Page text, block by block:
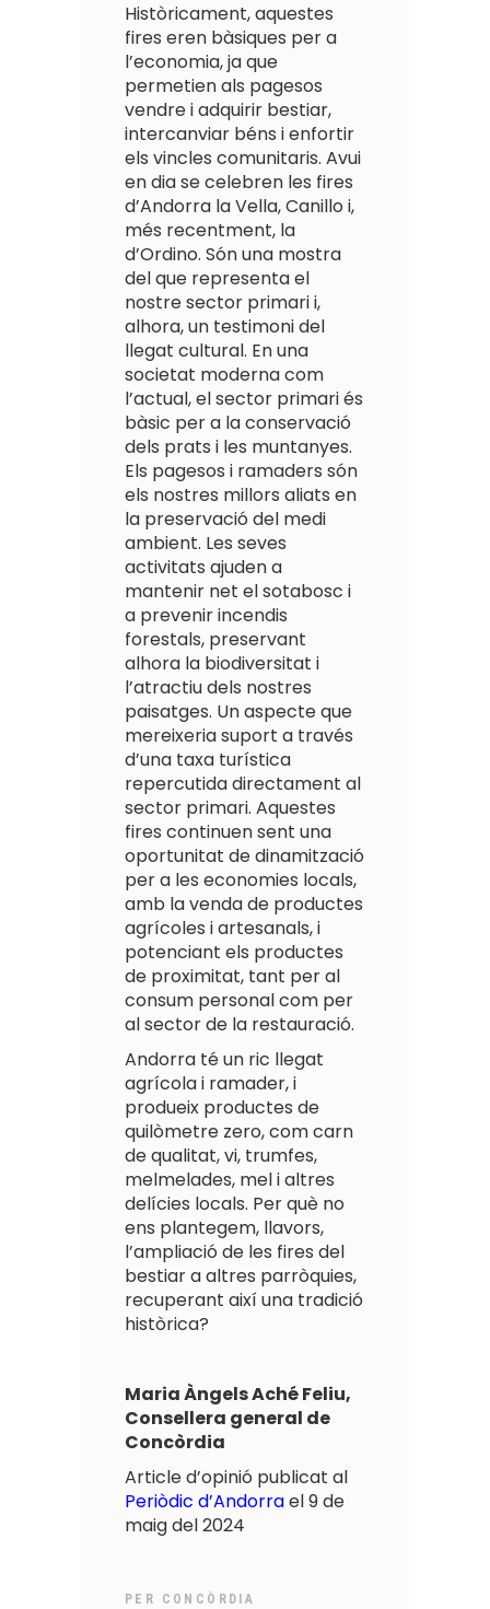
Històricament, aquestes
fires eren bàsiques per a
l’economia, ja que
permetien als pagesos
vendre i adquirir bestiar,
intercanviar béns i enfortir
els vincles comunitaris. Avui
en dia se celebren les fires
d’Andorra la Vella, Canillo i,
més recentment, la
d’Ordino. Són una mostra
del que representa el
nostre sector primari i,
alhora, un testimoni del
llegat cultural. En una
societat moderna com
l’actual, el sector primari és
bàsic per a la conservació
dels prats i les muntanyes.
Els pagesos i ramaders són
els nostres millors aliats en
la preservació del medi
ambient. Les seves
activitats ajuden a
mantenir net el sotabosc i
a prevenir incendis
forestals, preservant
alhora la biodiversitat i
l’atractiu dels nostres
paisatges. Un aspecte que
mereixeria suport a través
d’una taxa turística
repercutida directament al
sector primari. Aquestes
fires continuen sent una
oportunitat de dinamització
per a les economies locals,
amb la venda de productes
agrícoles i artesanals, i
potenciant els productes
de proximitat, tant per al
consum personal com per
al sector de la restauració.
Andorra té un ric llegat
agrícola i ramader, i
produeix productes de
quilòmetre zero, com carn
de qualitat, vi, trumfes,
melmelades, mel i altres
delícies locals. Per què no
ens plantegem, llavors,
l’ampliació de les fires del
bestiar a altres parròquies,
recuperant així una tradició
històrica?
Maria Àngels Aché Feliu,
Consellera general de
Concòrdia
Article d’opinió publicat al
Periòdic d’Andorrael 9 de
maig del 2024
PER CONCÒRDIA